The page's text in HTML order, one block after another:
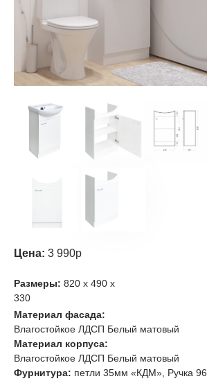
Материал фасада:
Влагостойкое ЛДСП Белый матовый
Материал корпуса:
Влагостойкое ЛДСП Белый матовый
Фурнитура: петли 35мм «КДМ», Ручка 96
Размеры: 820 х 490 х
330
Цена: 3 990р